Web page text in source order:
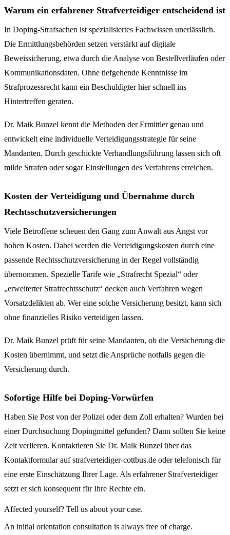
Warum ein erfahrener Strafverteidiger entscheidend ist
In Doping-Strafsachen ist spezialisiertes Fachwissen unerlässlich.
Die Ermittlungsbehörden setzen verstärkt auf digitale
Beweissicherung, etwa durch die Analyse von Bestellverläufen oder
Kommunikationsdaten. Ohne tiefgehende Kenntnisse im
Strafprozessrecht kann ein Beschuldigter hier schnell ins
Hintertreffen geraten.
Dr. Maik Bunzel kennt die Methoden der Ermittler genau und
entwickelt eine individuelle Verteidigungsstrategie für seine
Mandanten. Durch geschickte Verhandlungsführung lassen sich oft
milde Strafen oder sogar Einstellungen des Verfahrens erreichen.
Kosten der Verteidigung und Übernahme durch
Rechtsschutzversicherungen
Viele Betroffene scheuen den Gang zum Anwalt aus Angst vor
hohen Kosten. Dabei werden die Verteidigungskosten durch eine
passende Rechtsschutzversicherung in der Regel vollständig
übernommen. Spezielle Tarife wie „Strafrecht Spezial“ oder
„erweiterter Strafrechtsschutz“ decken auch Verfahren wegen
Vorsatzdelikten ab. Wer eine solche Versicherung besitzt, kann sich
ohne finanzielles Risiko verteidigen lassen.
Dr. Maik Bunzel prüft für seine Mandanten, ob die Versicherung die
Kosten übernimmt, und setzt die Ansprüche notfalls gegen die
Versicherung durch.
Sofortige Hilfe bei Doping-Vorwürfen
Haben Sie Post von der Polizei oder dem Zoll erhalten? Wurden bei
einer Durchsuchung Dopingmittel gefunden? Dann sollten Sie keine
Zeit verlieren. Kontaktieren Sie Dr. Maik Bunzel über das
Kontaktformular auf strafverteidiger-cottbus.de oder telefonisch für
eine erste Einschätzung Ihrer Lage. Als erfahrener Strafverteidiger
setzt er sich konsequent für Ihre Rechte ein.
Affected yourself? Tell us about your case.
An initial orientation consultation is always free of charge.